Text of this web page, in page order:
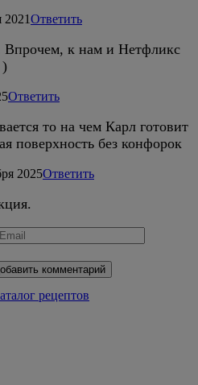
2021Ответить
Впрочем, к нам и Нетфликс
Ответить
то на чем Карл готовит
поверхность без конфорок
2025Ответить
комментарий
рецептов